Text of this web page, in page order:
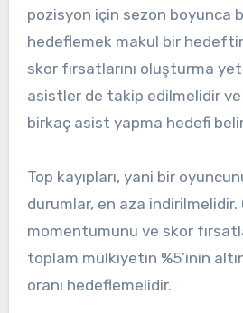
pozisyon için sezon boyunca
hedeflemek makul bir
skor fırsatlarını oluşturma
asistler de takip edilmelidir
birkaç asist yapma hedefi
Top kayıpları, yani bir
durumlar, en aza indirilmelidir.
momentumunu ve skor
toplam mülkiyetin %5’inin
oranı hedeflemelidir.